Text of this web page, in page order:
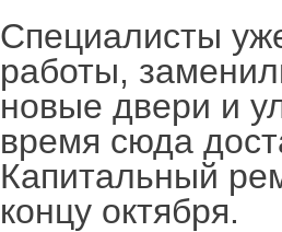
Специалисты
работы,
новые двери и
время сюда
Капитальный
концу октября.